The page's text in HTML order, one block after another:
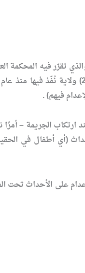
الإعدام على المجرمين (الأحداث) – أي المجرمين الذين
(أي أطفال في